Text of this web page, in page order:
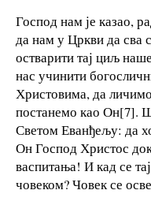
Господ нам је казао,
да нам у Цркви да сва
остварити тај циљ
нас учинити
Христовима, да
постанемо као Он[7].
Светом Еванђељу: да
Он Господ Христос
васпитања! И кад се
човеком? Човек се